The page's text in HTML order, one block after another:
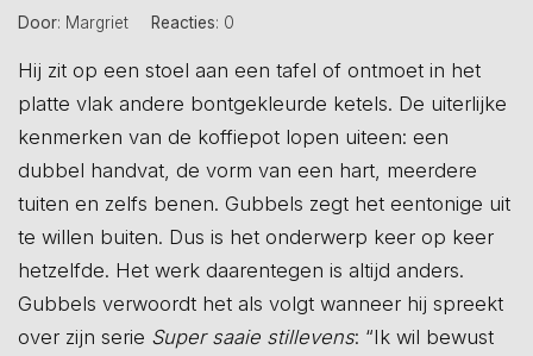
Door: Margriet Reacties: 0
Hij zit op een stoel aan een tafel of ontmoet in het
platte vlak andere bontgekleurde ketels. De uiterlijke
kenmerken van de koffiepot lopen uiteen: een
dubbel handvat, de vorm van een hart, meerdere
tuiten en zelfs benen. Gubbels zegt het eentonige uit
te willen buiten. Dus is het onderwerp keer op keer
hetzelfde. Het werk daarentegen is altijd anders.
Gubbels verwoordt het als volgt wanneer hij spreekt
over zijn serie Super saaie stillevens: “Ik wil bewust